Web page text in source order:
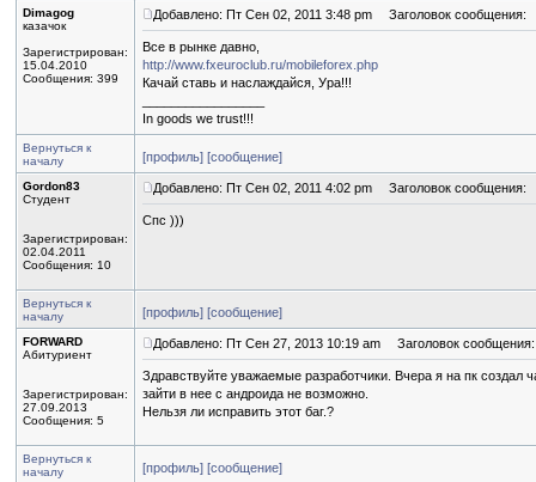
Dimagog
казачок
Зарегистрирован:
15.04.2010
Сообщения: 399
Добавлено: Пт Сен 02, 2011 3:48 pm Заголовок сообщения:
Все в рынке давно,
http://www.fxeuroclub.ru/mobileforex.php
Качай ставь и наслаждайся, Ура!!!
In goods we trust!!!
Вернуться к
началу
[профиль] [сообщение]
Gordon83
Студент
Зарегистрирован:
02.04.2011
Сообщения: 10
Добавлено: Пт Сен 02, 2011 4:02 pm Заголовок сообщения:
Спс )))
Вернуться к
началу
[профиль] [сообщение]
FORWARD
Абитуриент
Зарегистрирован:
27.09.2013
Сообщения: 5
Добавлено: Пт Сен 27, 2013 10:19 am Заголовок сообщения:
Здравствуйте уважаемые разработчики. Вчера я на пк создал
зайти в нее с андроида не возможно.
Нельзя ли исправить этот баг.?
Вернуться к
началу
[профиль] [сообщение]